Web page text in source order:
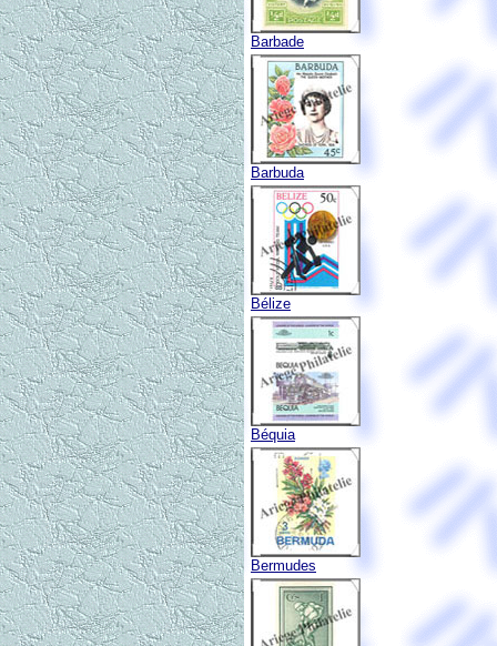
Barbade
Barbuda
Bélize
Béquia
Bermudes